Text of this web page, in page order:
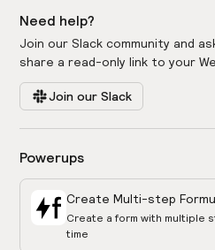
Need help?
Join our Slack community and
share a read-only link to your
Join our Slack
Powerups
Create Multi-step Form
Create a form with multiple
time